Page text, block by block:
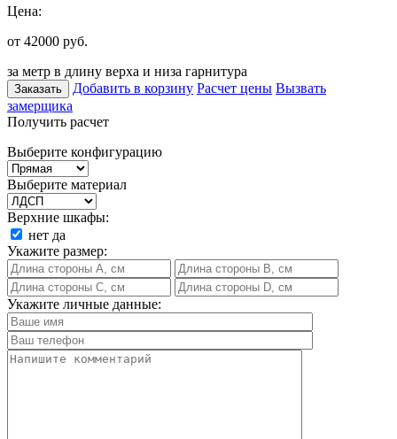
Цена:
от 42000 руб.
за метр в длину верха и низа гарнитура
Заказать Добавить в корзину Расчет цены Вызвать
замерщика
Получить расчет
Выберите конфигурацию
Выберите материал
Верхние шкафы:
нет да
Укажите размер:
Укажите личные данные: